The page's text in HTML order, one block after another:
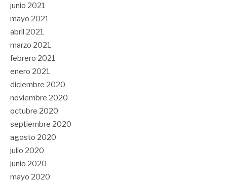
junio 2021
mayo 2021
abril 2021
marzo 2021
febrero 2021
enero 2021
diciembre 2020
noviembre 2020
octubre 2020
septiembre 2020
agosto 2020
julio 2020
junio 2020
mayo 2020